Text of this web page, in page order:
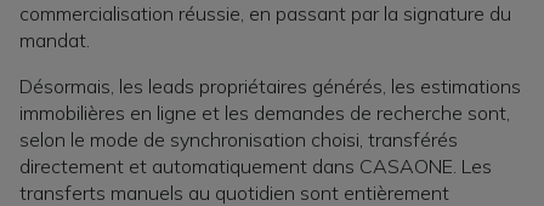
commercialisation réussie, en passant par la signature du
mandat.
Désormais, les leads propriétaires générés, les estimations
immobilières en ligne et les demandes de recherche sont,
selon le mode de synchronisation choisi, transférés
directement et automatiquement dans CASAONE. Les
transferts manuels au quotidien sont entièrement